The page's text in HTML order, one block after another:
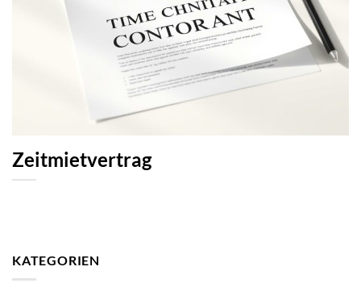
Zeitmietvertrag
KATEGORIEN